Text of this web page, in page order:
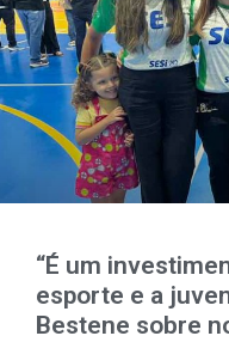
“É um
esporte e a
Bestene sobre